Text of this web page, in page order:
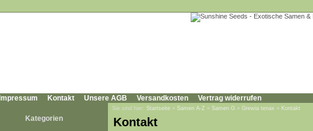
Impressum Kontakt Unsere AGB Versandkosten Vertrag widerrufen
Kategorien
Sie sind hier: Startseite » Samen A-Z » Samen G » Grewia tenax » Kontakt
Kontakt